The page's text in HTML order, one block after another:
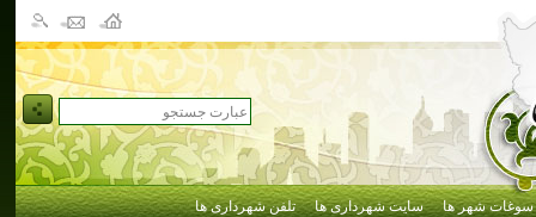
سوغات شهر ها سایت شهرداری ها تلفن شهرداری ها